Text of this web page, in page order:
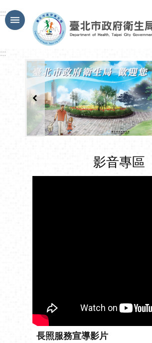
跳到主要內容區塊
:::
:::
影音專區
長照服務宣導影片